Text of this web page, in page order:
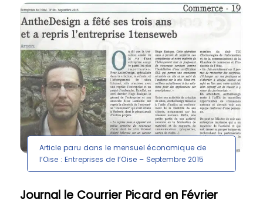
Article paru dans le mensuel économique de
l’Oise : Entreprises de l’Oise – Septembre 2015
Journal le Courrier Picard en Février